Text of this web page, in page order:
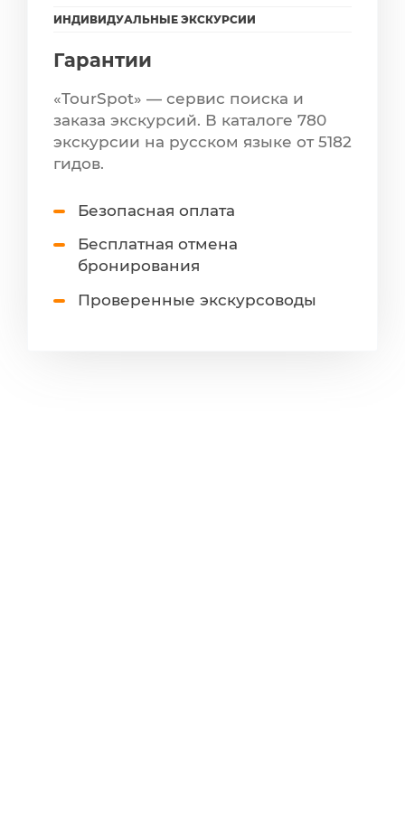
ИНДИВИДУАЛЬНЫЕ ЭКСКУРСИИ
Гарантии
«TourSpot» — сервис поиска и
заказа экскурсий. В каталоге 780
экскурсии на русском языке от 5182
гидов.
Безопасная оплата
Бесплатная отмена
бронирования
Проверенные экскурсоводы